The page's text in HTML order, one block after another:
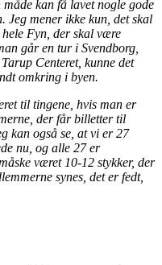
kan få lavet nogle gode
mener ikke kun, det skal
Fyn, der skal være
går en tur i Svendborg,
Centeret, kunne det
omkring i byen.
til tingene, hvis man er
der får billetter til
kan også se, at vi er 27
nu, og alle 27 er
været 10-12 stykker, der
synes, det er fedt,